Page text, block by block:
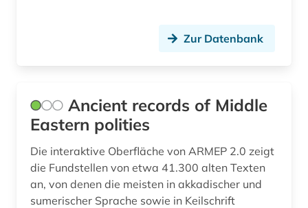
geographie (1)
geologie (1)
geowissenschaften (1)
germanen (2)
Zur Datenbank
Ancient records of Middle
Eastern polities
Die interaktive Oberfläche von ARMEP 2.0 zeigt
die Fundstellen von etwa 41.300 alten Texten
an, von denen die meisten in akkadischer und
sumerischer Sprache sowie in Keilschrift